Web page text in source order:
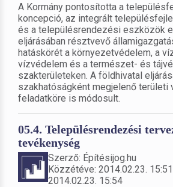
A Kormány pontosította a
koncepció, az integrált
és a településrendezési eszközök
eljárásában résztvevő
hatáskörét a környezetvédelem, a
vízvédelem és a természet- és
szakterületeken. A földhivatal
szakhatóságként megjelenő területi
feladatköre is módosult.
05.4. Településrendezési
tevékenység
Szerző: Építésijog.hu
Közzétéve: 2014.02.23.
2014.02.23. 15:54